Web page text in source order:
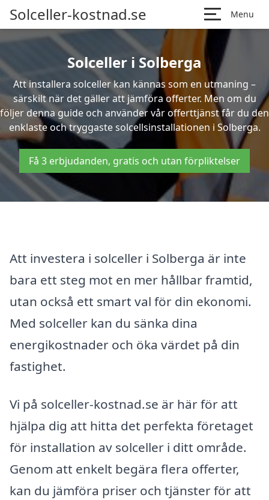
Solceller-kostnad.se Menu
Solceller i Solberga
Att installera solceller kan kännas som en utmaning –
särskilt när det gäller att jämföra offerter. Men om du
följer denna guide och använder vår offerttjänst får du den
enklaste och tryggaste solcellsinstallationen i Solberga.
Få 3 erbjudanden, gratis och utan förpliktelser
Att investera i solceller i Solberga är inte
bara ett steg mot en mer hållbar framtid,
utan också ett smart val för din ekonomi.
Med solceller kan du sänka dina
energikostnader och öka värdet på din
fastighet.
Vi på solceller-kostnad.se är här för att
hjälpa dig att hitta det perfekta företaget
för installation av solceller i ditt område.
Genom att enkelt begära flera offerter,
kan du jämföra priser och tjänster för att